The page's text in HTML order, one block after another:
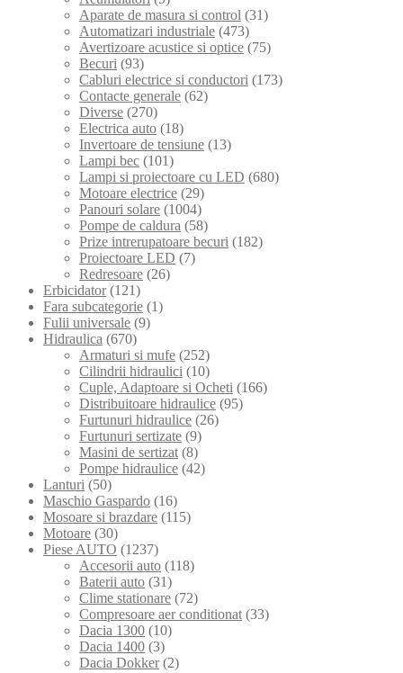
Aparate de masura si control (31)
Automatizari industriale (473)
Avertizoare acustice si optice (75)
Becuri (93)
Cabluri electrice si conductori (173)
Contacte generale (62)
Diverse (270)
Electrica auto (18)
Invertoare de tensiune (13)
Lampi bec (101)
Lampi si proiectoare cu LED (680)
Motoare electrice (29)
Panouri solare (1004)
Pompe de caldura (58)
Prize intrerupatoare becuri (182)
Proiectoare LED (7)
Redresoare (26)
Erbicidator (121)
Fara subcategorie (1)
Fulii universale (9)
Hidraulica (670)
Armaturi si mufe (252)
Cilindrii hidraulici (10)
Cuple, Adaptoare si Ocheti (166)
Distribuitoare hidraulice (95)
Furtunuri hidraulice (26)
Furtunuri sertizate (9)
Masini de sertizat (8)
Pompe hidraulice (42)
Lanturi (50)
Maschio Gaspardo (16)
Mosoare si brazdare (115)
Motoare (30)
Piese AUTO (1237)
Accesorii auto (118)
Baterii auto (31)
Clime stationare (72)
Compresoare aer conditionat (33)
Dacia 1300 (10)
Dacia 1400 (3)
Dacia Dokker (2)